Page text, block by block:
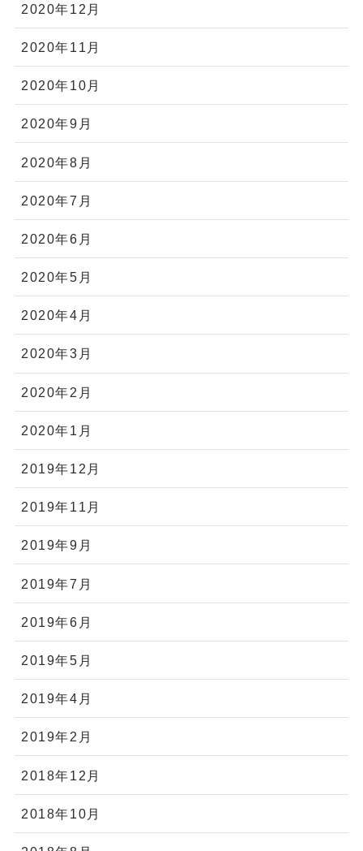
2020年12月
2020年11月
2020年10月
2020年9月
2020年8月
2020年7月
2020年6月
2020年5月
2020年4月
2020年3月
2020年2月
2020年1月
2019年12月
2019年11月
2019年9月
2019年7月
2019年6月
2019年5月
2019年4月
2019年2月
2018年12月
2018年10月